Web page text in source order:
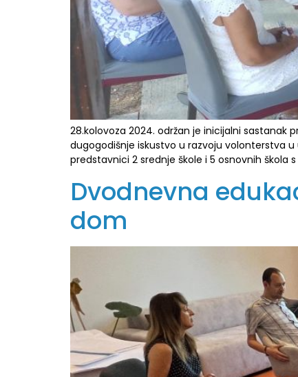
28.kolovoza 2024. održan je inicijalni sastanak
dugogodišnje iskustvo u razvoju volonterstva
predstavnici 2 srednje škole i 5 osnovnih škola
Dvodnevna
dom